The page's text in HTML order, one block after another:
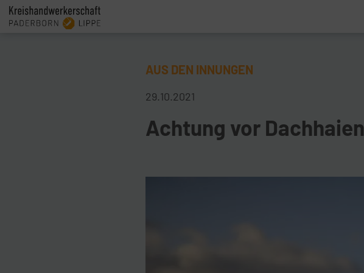
AUS DEN INNUNGEN
29.10.2021
Achtung vor Dachhaien